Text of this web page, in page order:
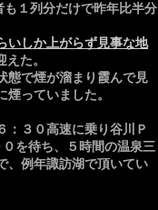
１列分だけで昨年比半分
いしか上がらず見事な地
た。
態で煙が溜まり霞んで見
っていました。
３０高速に乗り谷川Ｐ
を待ち、５時間の温泉三
、例年諏訪湖で頂いてい